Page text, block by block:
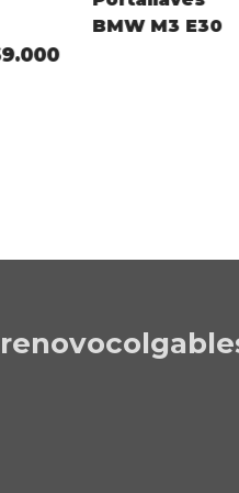
BMW M3 E30